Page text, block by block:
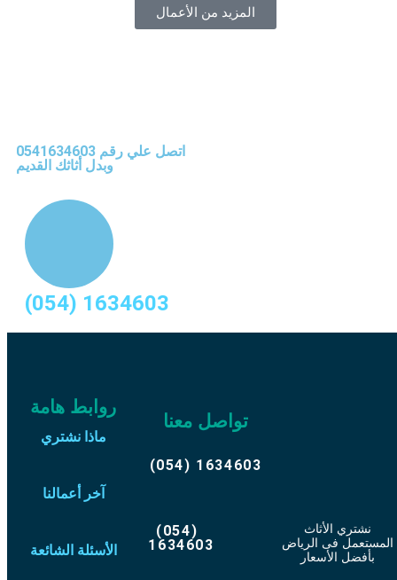
المزيد من الأعمال
اتصل علي رقم 0541634603
وبدل أثاثك القديم
(054) 1634603
روابط هامة
ماذا نشتري
آخر أعمالنا
الأسئلة الشائعة
تواصل معنا
(054) 1634603
(054)
1634603
نشتري الأثاث
المستعمل فى الرياض
بأفضل الأسعار